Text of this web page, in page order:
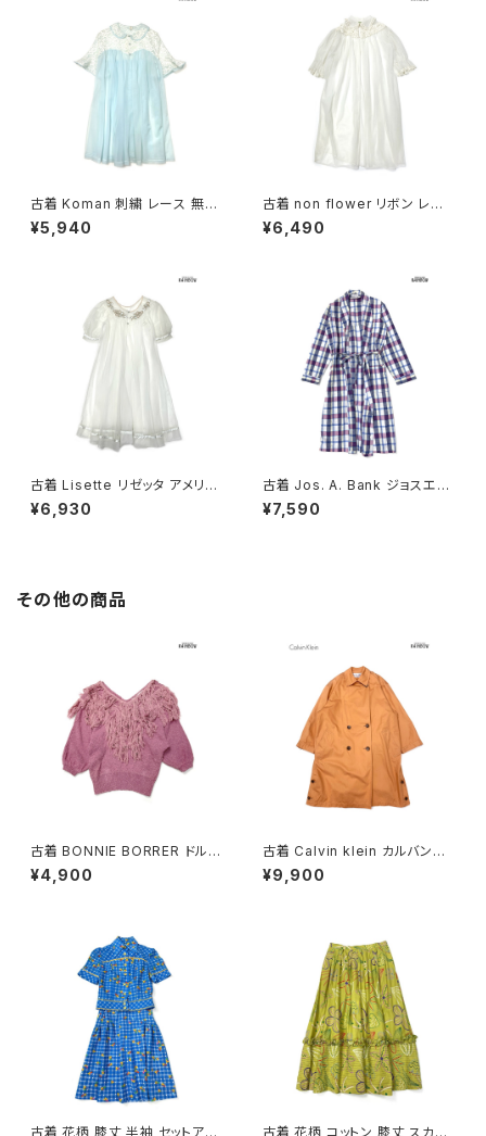
古着 Koman 刺繍 レース 無地
半袖 アウター 羽織り 水色 白 (t
tu2604034)
¥5,940
古着 non flower リボン レー
ス 無地 半袖 アウター 羽織り
白 ベージュ (ttu2606129)
¥6,490
古着 Lisette リゼッタ アメリカ
製 刺繍 レース 花柄 半袖 アウ
ター 羽織り 白 ベージュ 生成り
¥6,930
古着 Jos. A. Bank ジョスエー
バンク ベルト付き チェック柄 コ
ットン100％ 長袖 アウター 羽織
¥7,590
その他の商品
古着 BONNIE BORRER ドルマ
ンスリーブ フリンジ 無地 シルク
長袖 ニット セーター ピンク (ttu
¥4,900
古着 Calvin klein カルバンク
ライン ライナー付き 無地 コット
ン 長袖 アウター ライトコート
¥9,900
古着 花柄 膝丈 半袖 セットアッ
古着 花柄 コットン 膝丈 スカー